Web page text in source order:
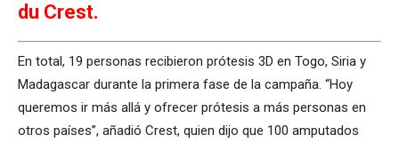
du Crest.
En total, 19 personas recibieron prótesis 3D en Togo, Siria y
Madagascar durante la primera fase de la campaña. “Hoy
queremos ir más allá y ofrecer prótesis a más personas en
otros países”, añadió Crest, quien dijo que 100 amputados